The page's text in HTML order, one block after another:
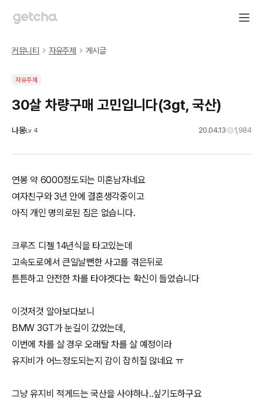
커뮤니티 자유주제 게시글
자유주제
30살 차량구매 고민입니다(3gt, 국산)
나몽Lv 4 20.04.13 1,984
연봉 약 6000정도되는 미혼남자네요
여자친구와 3년 안에 결혼생각중이고
아직 개인 명의로된 집은 없습니다.
크루즈 디젤 14년식을 타고있는데
고속도로에서 큰일날뻔한 사고를 겪은뒤로
튼튼하고 안전한 차를 타야겟다는 확신이 들었습니다
이것저것 알아보다보니
BMW 3GT가 눈길이 갔었는데,
이번에 차를 살 경우 오래탈 차를 살 예정이라
유지비가 어느정도되는지 감이 잡히질 않네요 ㅠ
그냥 유지비 적게드는 국산을 사야하나..싶기도하구요